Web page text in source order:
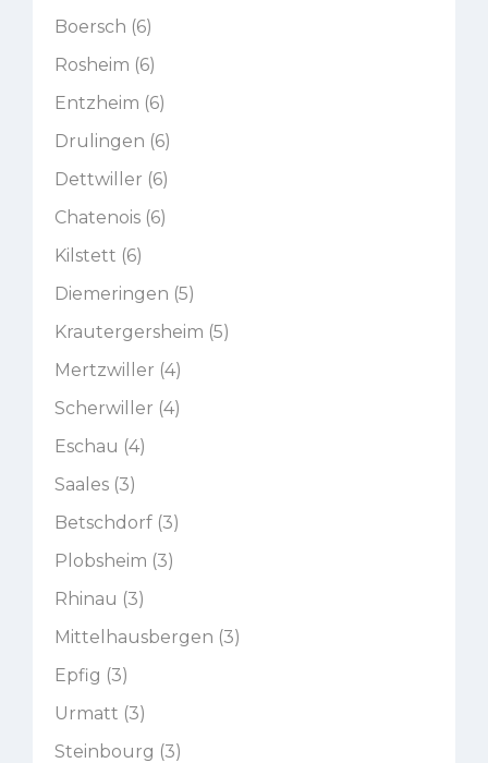
Boersch (6)
Rosheim (6)
Entzheim (6)
Drulingen (6)
Dettwiller (6)
Chatenois (6)
Kilstett (6)
Diemeringen (5)
Krautergersheim (5)
Mertzwiller (4)
Scherwiller (4)
Eschau (4)
Saales (3)
Betschdorf (3)
Plobsheim (3)
Rhinau (3)
Mittelhausbergen (3)
Epfig (3)
Urmatt (3)
Steinbourg (3)